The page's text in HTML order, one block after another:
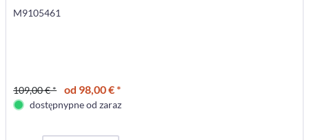
M9105461
109,00 € * od 98,00 € *
dostępnypne od zaraz